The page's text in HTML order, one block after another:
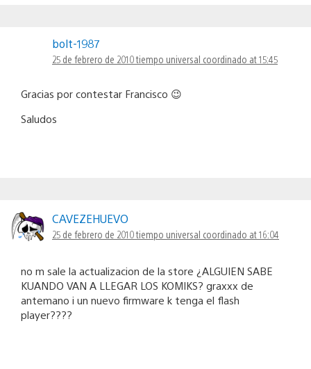
bolt-1987
25 de febrero de 2010 tiempo universal coordinado at 15:45
Gracias por contestar Francisco 😉
Saludos
CAVEZEHUEVO
25 de febrero de 2010 tiempo universal coordinado at 16:04
no m sale la actualizacion de la store ¿ALGUIEN SABE
KUANDO VAN A LLEGAR LOS KOMIKS? graxxx de
antemano i un nuevo firmware k tenga el flash
player????